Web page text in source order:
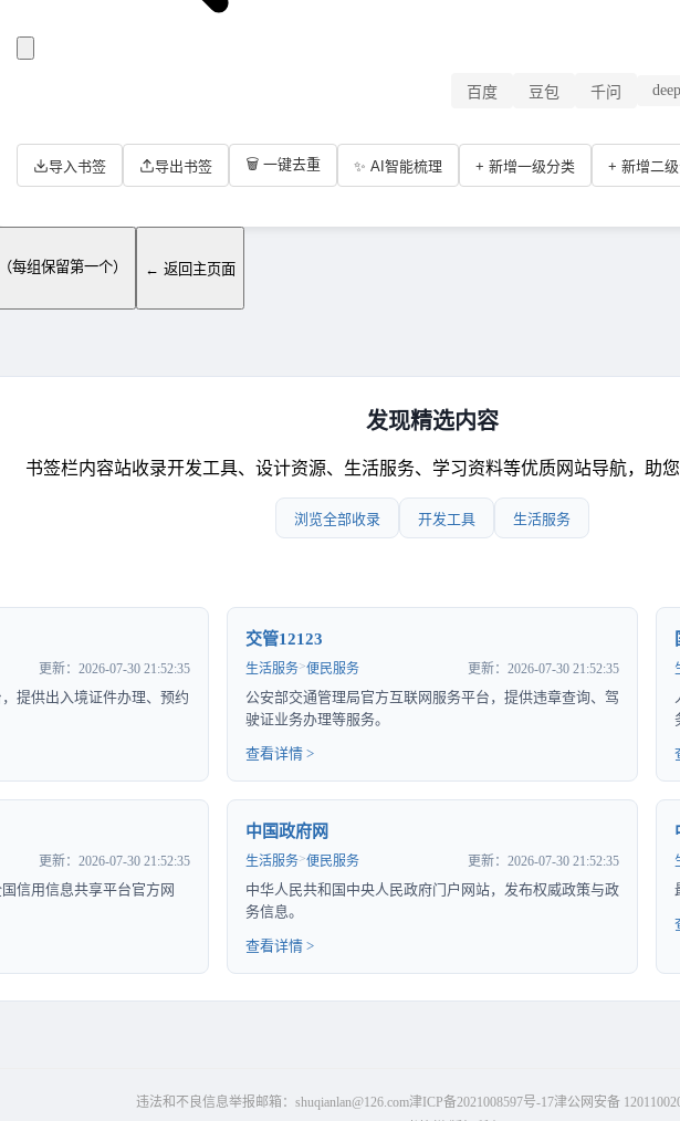
百度 豆包 千问 deep
导入书签 导出书签 🗑️ 一键去重 ✨ AI智能梳理 + 新增一级分类 + 新增二
每组保留第一个） ← 返回主页面
发现精选内容
书签栏内容站收录开发工具、设计资源、生活服务、学习资料等优质网站导航，助
浏览全部收录 开发工具 生活服务
更新：2026-07-30 21:52:35
提供出入境证件办理、预约
交管12123
生活服务>便民服务 更新：2026-07-30 21:52:35
公安部交通管理局官方互联网服务平台，提供违章查询、驾
驶证业务办理等服务。
查看详情 >
更新：2026-07-30 21:52:35
信用信息共享平台官方网
中国政府网
生活服务>便民服务 更新：2026-07-30 21:52:35
中华人民共和国中央人民政府门户网站，发布权威政策与政
务信息。
查看详情 >
违法和不良信息举报邮箱：shuqianlan@126.com津ICP备2021008597号-17津公网安备